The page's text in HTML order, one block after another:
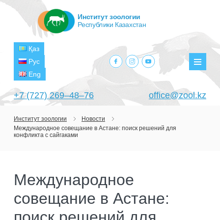
+7 (727) 269‒48‒76 office@zool.kz
Қаз
Рус
Eng
facebook.com
instagram.com
youtube.com
Институт зоологии
Республики Казахстан
ГЛАВНАЯ
РУКОВОДСТВО
СТРУКТУРА
ПОДРАЗДЕЛЕНИЯ
ЛАБОРАТОРИЯ ТЕРИОЛОГИИ
НАУЧНО-ИССЛЕДОВАТЕЛЬСКИЕ
ПРОЕКТЫ
ТЕКУЩИЕ ПРОЕКТЫ
Институт зоологии
Новости
Международное совещание в Астане: поиск решений для
конфликта с сайгаками
Международное
совещание в Астане: